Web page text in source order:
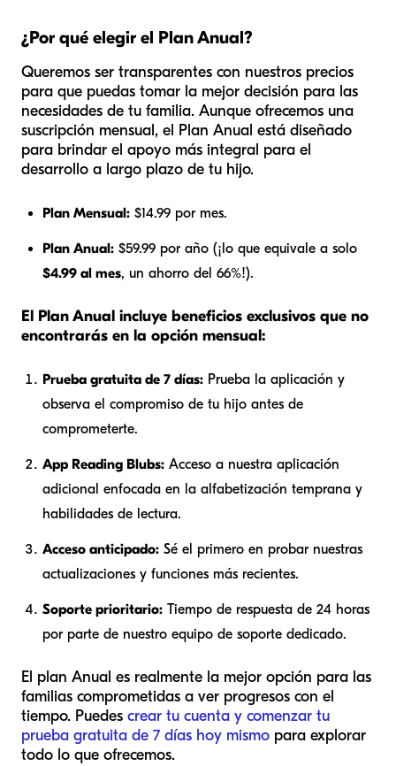
¿Por qué elegir el Plan Anual?
Queremos ser transparentes con nuestros precios
para que puedas tomar la mejor decisión para las
necesidades de tu familia. Aunque ofrecemos una
suscripción mensual, el Plan Anual está diseñado
para brindar el apoyo más integral para el
desarrollo a largo plazo de tu hijo.
Plan Mensual: $14.99 por mes.
Plan Anual: $59.99 por año (¡lo que equivale a solo
$4.99 al mes, un ahorro del 66%!).
El Plan Anual incluye beneficios exclusivos que no
encontrarás en la opción mensual:
Prueba gratuita de 7 días: Prueba la aplicación y
observa el compromiso de tu hijo antes de
comprometerte.
App Reading Blubs: Acceso a nuestra aplicación
adicional enfocada en la alfabetización temprana y
habilidades de lectura.
Acceso anticipado: Sé el primero en probar nuestras
actualizaciones y funciones más recientes.
Soporte prioritario: Tiempo de respuesta de 24 horas
por parte de nuestro equipo de soporte dedicado.
El plan Anual es realmente la mejor opción para las
familias comprometidas a ver progresos con el
tiempo. Puedes crear tu cuenta y comenzar tu
prueba gratuita de 7 días hoy mismo para explorar
todo lo que ofrecemos.